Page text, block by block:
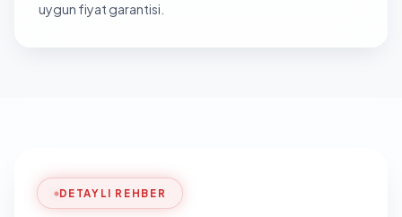
uygun fiyat garantisi.
DETAYLI REHBER